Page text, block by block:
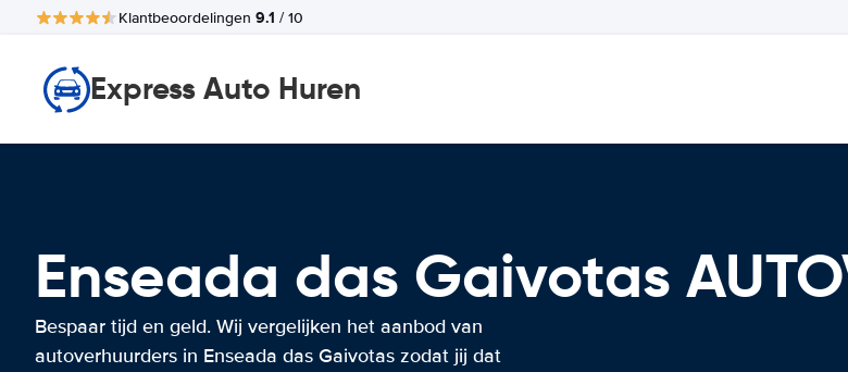
Klantbeoordelingen 9.1 / 10
Express Auto Huren
Enseada das Gaivotas
Bespaar tijd en geld. Wij vergelijken het aanbod van
autoverhuurders in Enseada das Gaivotas zodat jij dat